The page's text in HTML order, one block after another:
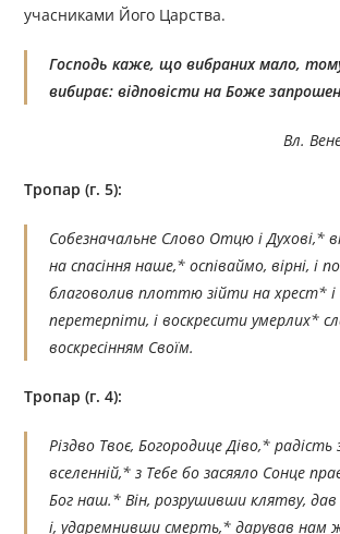
учасниками Його Царства.
Господь каже, що вибраних мало,
вибирає: відповісти на Боже
Вл.
Тропар (г. 5):
Собезначальне Слово Отцю і Духові,*
на спасіння наше,* оспіваймо, вірні, і
благоволив плоттю зійти на хрест*
перетерпіти, і воскресити умерлих*
воскресінням Своїм.
Тропар (г. 4):
Різдво Твоє, Богородице Діво,* радість
вселенній,* з Тебе бо засяяло Сонце
Бог наш.* Він, розрушивши клятву, дав
і, ударемнивши смерть,* дарував нам